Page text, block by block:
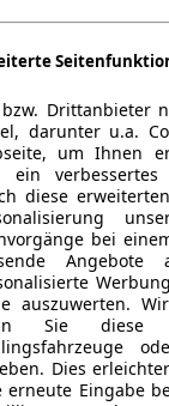
➚
1.2 16V 75 PS
Drittanbieter
darunter u.a.
um Ihnen
ein verbessertes
diese
bei
auszuwerten.
Sie diese
Dies
erneute Eingabe